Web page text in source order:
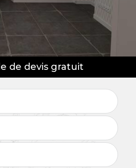
de devis gratuit